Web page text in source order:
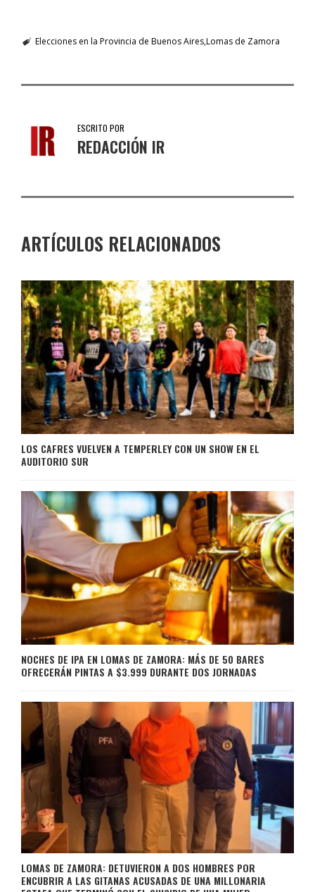
Elecciones en la Provincia de Buenos AiresLomas de Zamora
ESCRITO POR
REDACCIÓN IR
ARTÍCULOS RELACIONADOS
LOS CAFRES VUELVEN A TEMPERLEY CON UN SHOW EN EL
AUDITORIO SUR
NOCHES DE IPA EN LOMAS DE ZAMORA: MÁS DE 50 BARES
OFRECERÁN PINTAS A $3.999 DURANTE DOS JORNADAS
LOMAS DE ZAMORA: DETUVIERON A DOS HOMBRES POR
ENCUBRIR A LAS GITANAS ACUSADAS DE UNA MILLONARIA